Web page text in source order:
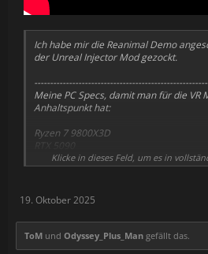
Ich habe mir die Reanimal Demo
der Unreal Injector Mod gezockt.
Meine PC Specs, damit man für die VR
Anhaltspunkt hat:
Ryzen 7 9800X3D
RTX 5090
64GB Ram DDR5
Bigscreen Beyond
Wenn ihr spenden möchtet:
Paypal:https://paypal.me/hoshi82
Klicke in dieses Feld, um es in
19. Oktober 2025
ToM und Odyssey_Plus_Man gefällt das.